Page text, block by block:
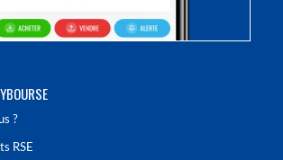
?
RSE